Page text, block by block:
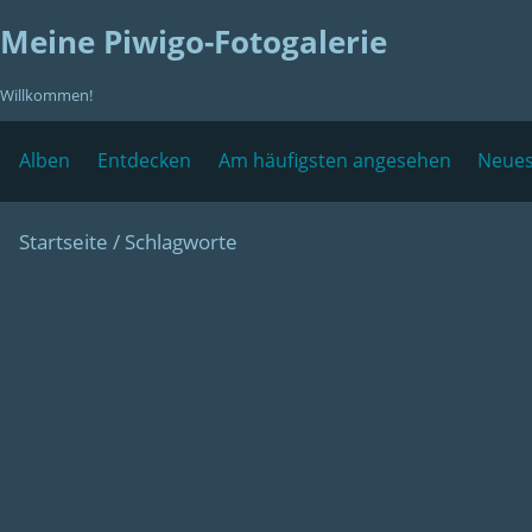
Meine Piwigo-Fotogalerie
Willkommen!
Alben Entdecken Am häufigsten angesehen
Startseite / Schlagworte